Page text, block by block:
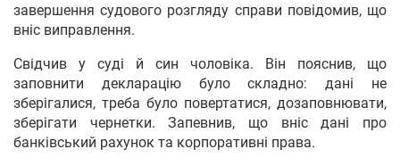
завершення судового розгляду справи повідомив, що
вніс виправлення.
Свідчив у суді й син чоловіка. Він пояснив, що
заповнити декларацію було складно: дані не
зберігалися, треба було повертатися, дозаповнювати,
зберігати чернетки. Запевнив, що вніс дані про
банківський рахунок та корпоративні права.